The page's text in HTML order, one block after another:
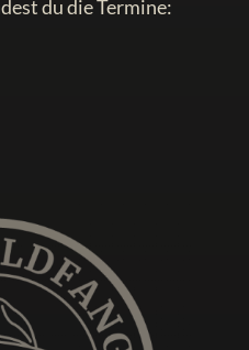
du die Termine: